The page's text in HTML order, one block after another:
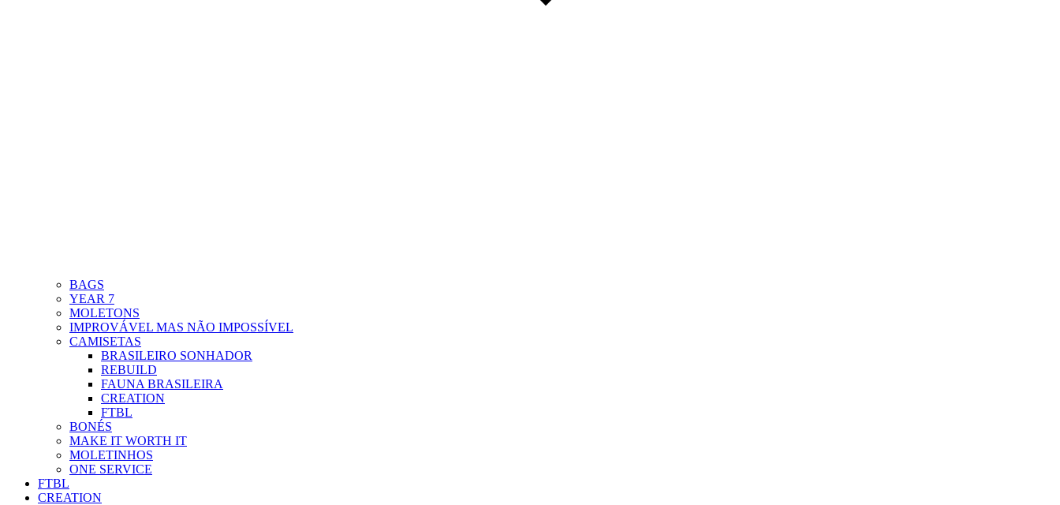
BAGS
YEAR 7
MOLETONS
IMPROVÁVEL MAS NÃO IMPOSSÍVEL
CAMISETAS
BRASILEIRO SONHADOR
REBUILD
FAUNA BRASILEIRA
CREATION
FTBL
BONÉS
MAKE IT WORTH IT
MOLETINHOS
ONE SERVICE
FTBL
CREATION